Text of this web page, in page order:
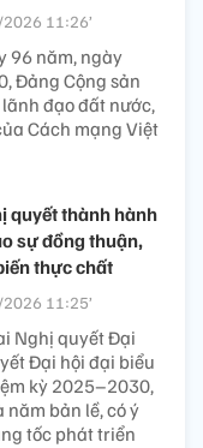
11:26’
96 năm, ngày
Đảng Cộng sản
đạo đất nước,
Cách mạng Việt
quyết thành hành
sự đồng thuận,
thực chất
11:25’
Nghị quyết Đại
Đại hội đại biểu
kỳ 2025–2030,
bản lề, có ý
tốc phát triển